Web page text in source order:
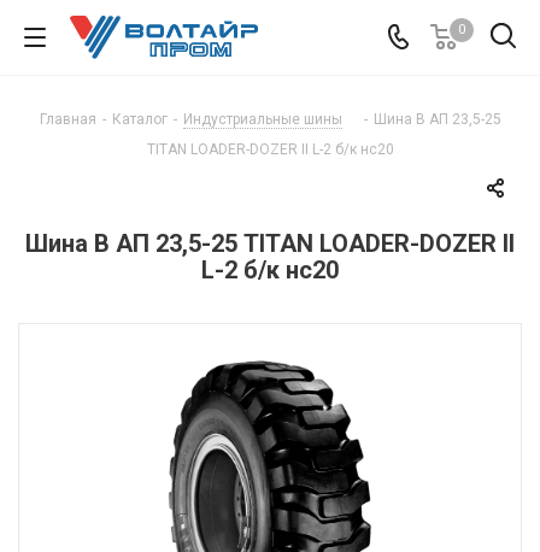
0
Главная - Каталог - Индустриальные шины - Шина В АП 23,5-25
TITAN LOADER-DOZER II L-2 б/к нс20
Шина В АП 23,5-25 TITAN LOADER-DOZER II
L-2 б/к нс20